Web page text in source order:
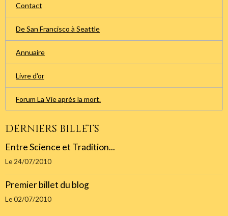
Contact
De San Francisco à Seattle
Annuaire
Livre d'or
Forum La Vie après la mort.
Derniers billets
Entre Science et Tradition...
Le 24/07/2010
Premier billet du blog
Le 02/07/2010